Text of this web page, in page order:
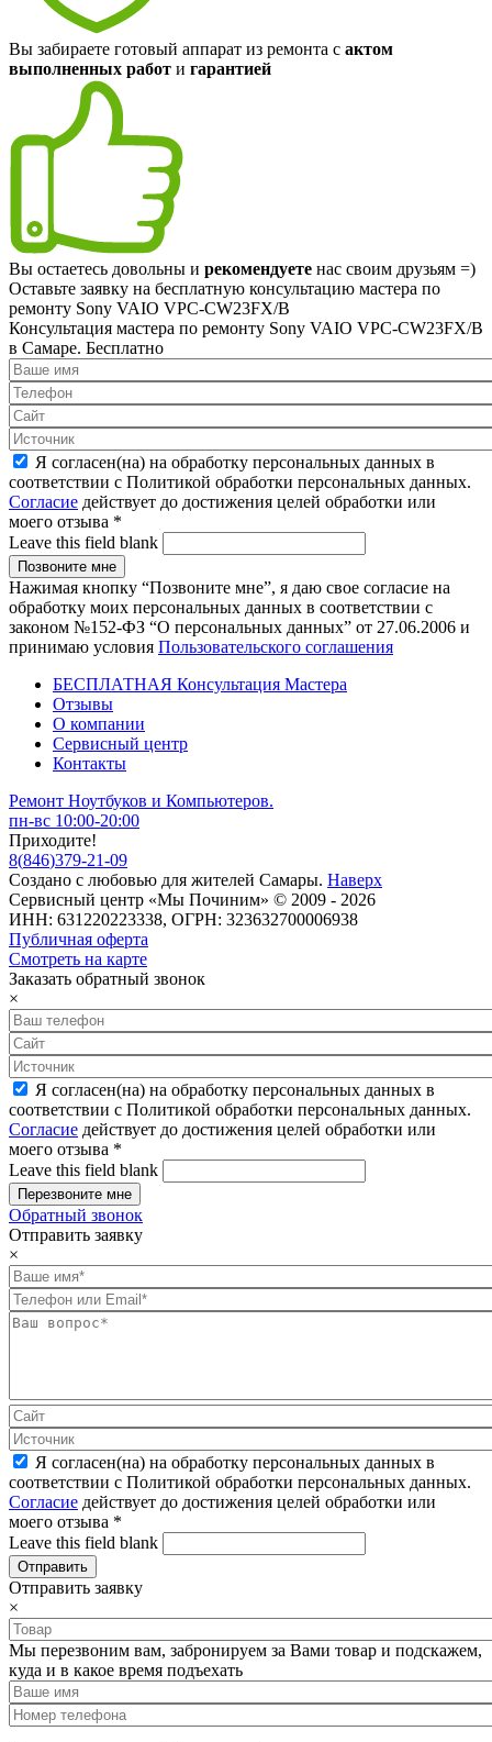
Вы забираете готовый аппарат из ремонта с актом
выполненных работ и гарантией
Вы остаетесь довольны и рекомендуете нас своим друзьям =)
Оставьте заявку на бесплатную консультацию мастера по
ремонту Sony VAIO VPC-CW23FX/B
Консультация мастера по ремонту Sony VAIO VPC-CW23FX/B
в Самаре. Бесплатно
Я согласен(на) на обработку персональных данных в
соответствии с Политикой обработки персональных данных.
Согласие действует до достижения целей обработки или
моего отзыва *
Leave this field blank
Нажимая кнопку “Позвоните мне”, я даю свое согласие на
обработку моих персональных данных в соответствии с
законом №152-ФЗ “О персональных данных” от 27.06.2006 и
принимаю условия Пользовательского соглашения
БЕСПЛАТНАЯ Консультация Мастера
Отзывы
О компании
Сервисный центр
Контакты
Ремонт Ноутбуков и Компьютеров.
пн-вс 10:00-20:00
Приходите!
8(846)379-21-09
Создано с любовью для жителей Самары. Наверх
Сервисный центр «Мы Починим» © 2009 - 2026
ИНН: 631220223338, ОГРН: 323632700006938
Публичная оферта
Смотреть на карте
Заказать обратный звонок
×
Я согласен(на) на обработку персональных данных в
соответствии с Политикой обработки персональных данных.
Согласие действует до достижения целей обработки или
моего отзыва *
Leave this field blank
Обратный звонок
Отправить заявку
×
Я согласен(на) на обработку персональных данных в
соответствии с Политикой обработки персональных данных.
Согласие действует до достижения целей обработки или
моего отзыва *
Leave this field blank
Отправить заявку
×
Мы перезвоним вам, забронируем за Вами товар и подскажем,
куда и в какое время подъехать